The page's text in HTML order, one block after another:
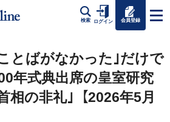
検索 ログイン 会員登録
とばがなかった｣だけで
年式典出席の皇室研究
相の非礼｣【2026年5月